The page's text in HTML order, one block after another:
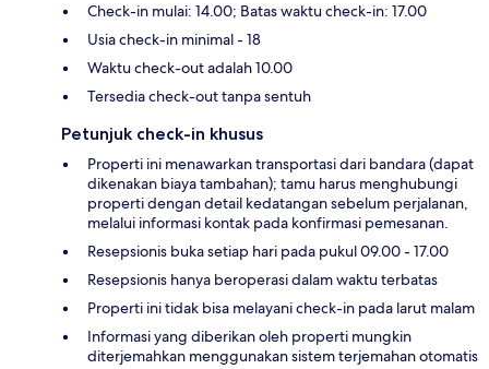
Check-in mulai: 14.00; Batas waktu check-in: 17.00
Usia check-in minimal - 18
Waktu check-out adalah 10.00
Tersedia check-out tanpa sentuh
Petunjuk check-in khusus
Properti ini menawarkan transportasi dari bandara (dapat
dikenakan biaya tambahan); tamu harus menghubungi
properti dengan detail kedatangan sebelum perjalanan,
melalui informasi kontak pada konfirmasi pemesanan.
Resepsionis buka setiap hari pada pukul 09.00 - 17.00
Resepsionis hanya beroperasi dalam waktu terbatas
Properti ini tidak bisa melayani check-in pada larut malam
Informasi yang diberikan oleh properti mungkin
diterjemahkan menggunakan sistem terjemahan otomatis